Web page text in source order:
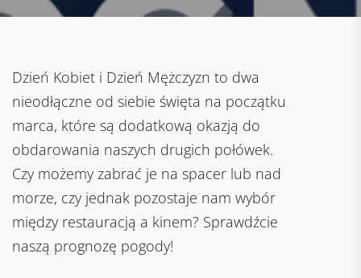
Dzień Kobiet i Dzień Mężczyzn to dwa
nieodłączne od siebie święta na początku
marca, które są dodatkową okazją do
obdarowania naszych drugich połówek.
Czy możemy zabrać je na spacer lub nad
morze, czy jednak pozostaje nam wybór
między restauracją a kinem? Sprawdźcie
naszą prognozę pogody!